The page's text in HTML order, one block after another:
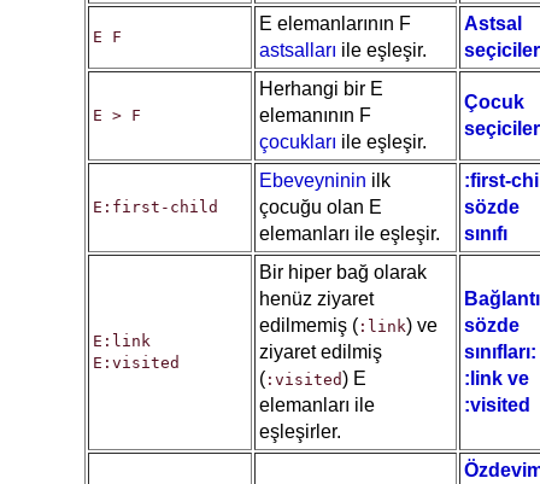
E F
E elemanlarının F
astsalları ile eşleşir.
Astsal
seçiciler
E > F
Herhangi bir E
elemanının F
çocukları ile eşleşir.
Çocuk
seçiciler
E:first-child
Ebeveyninin ilk
çocuğu olan E
elemanları ile eşleşir.
:first-
sözde
sınıfı
E:link
E:visited
Bir hiper bağ olarak
henüz ziyaret
edilmemiş ( :link) ve
ziyaret edilmiş
( :visited) E
elemanları ile
eşleşirler.
Bağlantı
sözde
sınıfları:
:link ve
:visited